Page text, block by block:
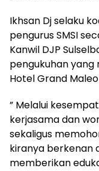
Ikhsan Dj selaku
pengurus SMSI
Kanwil DJP
pengukuhan yang
Hotel Grand
” Melalui
kerjasama dan
sekaligus
kiranya berkenan
memberikan